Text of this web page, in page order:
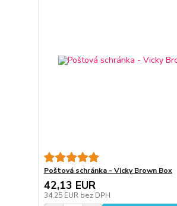
Poštová schránka - Vicky Brown Box
42,13 EUR
34,25 EUR bez DPH